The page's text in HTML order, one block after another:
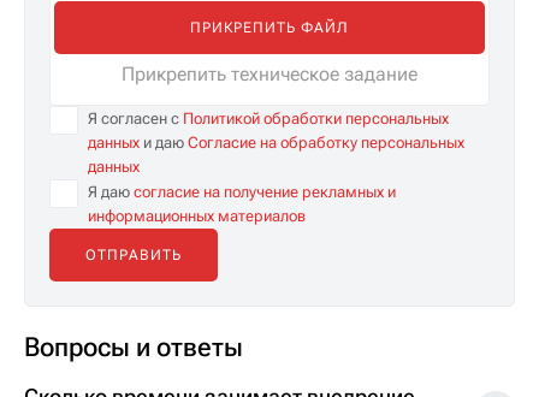
ПРИКРЕПИТЬ ФАЙЛ
Прикрепить техническое задание
Я согласен с Политикой обработки персональных
данных и даю Согласие на обработку персональных
данных
Я даю согласие на получение рекламных и
информационных материалов
Вопросы и ответы